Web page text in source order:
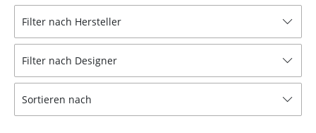
Barhocker
Hocker
Bänke & Liegen
Sitzsäcke
Filter nach Hersteller
Filter nach Designer
Sortieren nach